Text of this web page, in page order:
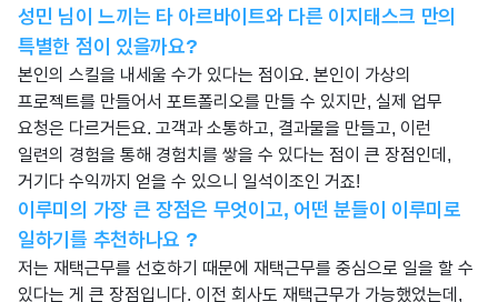
성민 님이 느끼는 타 아르바이트와 다른 이지태스크 만의
특별한 점이 있을까요?
본인의 스킬을 내세울 수가 있다는 점이요. 본인이 가상의
프로젝트를 만들어서 포트폴리오를 만들 수 있지만, 실제 업무
요청은 다르거든요. 고객과 소통하고, 결과물을 만들고, 이런
일련의 경험을 통해 경험치를 쌓을 수 있다는 점이 큰 장점인데,
거기다 수익까지 얻을 수 있으니 일석이조인 거죠!
이루미의 가장 큰 장점은 무엇이고, 어떤 분들이 이루미로
일하기를 추천하나요 ?
저는 재택근무를 선호하기 때문에 재택근무를 중심으로 일을 할 수
있다는 게 큰 장점입니다. 이전 회사도 재택근무가 가능했었는데,